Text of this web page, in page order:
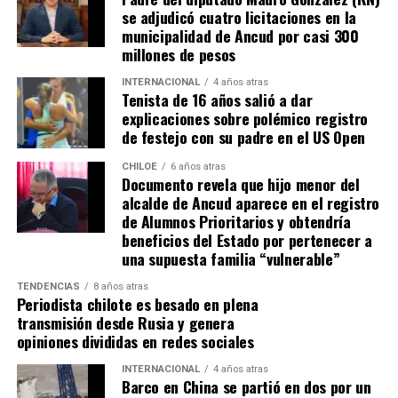
anticipo de lo ocurriría en los minutos finales.
A los 90+2 minutos, el juez Darío Herrera cobró penal a
favor del elenco ‘millonario’, por una falta contra el
‘Pibe’ Solari quien se anticipó a su marcador.El
colombiano Miguel Borja transformó la pena
máxima en gol
Tras el tanto del delantero ‘cafetalero’, los jugadores
visitantes arremetieron contra sus rivales
argumentando que un jugador de River(Agustín
les gritó el festejo en la cara.
Tras los incidentes,Palavecino fue expulsado en
River. En Boca, en tanto, vieron la roja
Merentiel, Ezequiel Fernández y Nicolás Valentini
Fuente:Bio Bio
se adjudicó cuatro licitaciones en la
municipalidad de Ancud por casi 300
millones de pesos
INTERNACIONAL 4 años atras
Tenista de 16 años salió a dar
explicaciones sobre polémico registro
de festejo con su padre en el US Open
CHILOE 6 años atras
Documento revela que hijo menor del
alcalde de Ancud aparece en el registro
de Alumnos Prioritarios y obtendría
beneficios del Estado por pertenecer a
una supuesta familia “vulnerable”
TENDENCIAS 8 años atras
Periodista chilote es besado en plena
transmisión desde Rusia y genera
opiniones divididas en redes sociales
INTERNACIONAL 4 años atras
Barco en China se partió en dos por un